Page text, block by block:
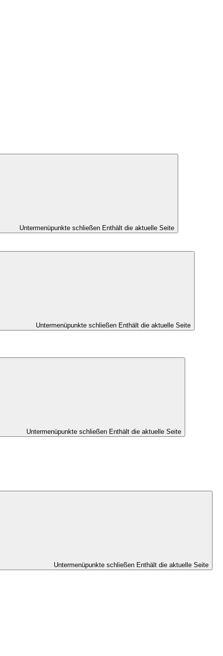
Untermenüpunkte schließen Enthält die aktuelle Seite
Untermenüpunkte schließen Enthält die aktuelle Seite
Untermenüpunkte schließen Enthält die aktuelle Seite
Untermenüpunkte schließen Enthält die aktuelle Seite